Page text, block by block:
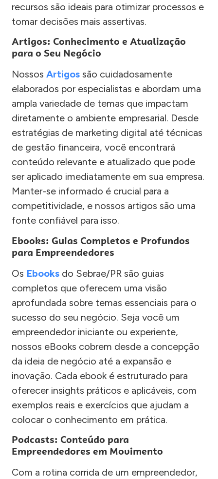
recursos são ideais para otimizar processos e
tomar decisões mais assertivas.
Artigos: Conhecimento e Atualização
para o Seu Negócio
Nossos Artigos são cuidadosamente
elaborados por especialistas e abordam uma
ampla variedade de temas que impactam
diretamente o ambiente empresarial. Desde
estratégias de marketing digital até técnicas
de gestão financeira, você encontrará
conteúdo relevante e atualizado que pode
ser aplicado imediatamente em sua empresa.
Manter-se informado é crucial para a
competitividade, e nossos artigos são uma
fonte confiável para isso.
Ebooks: Guias Completos e Profundos
para Empreendedores
Os Ebooks do Sebrae/PR são guias
completos que oferecem uma visão
aprofundada sobre temas essenciais para o
sucesso do seu negócio. Seja você um
empreendedor iniciante ou experiente,
nossos eBooks cobrem desde a concepção
da ideia de negócio até a expansão e
inovação. Cada ebook é estruturado para
oferecer insights práticos e aplicáveis, com
exemplos reais e exercícios que ajudam a
colocar o conhecimento em prática.
Podcasts: Conteúdo para
Empreendedores em Movimento
Com a rotina corrida de um empreendedor,